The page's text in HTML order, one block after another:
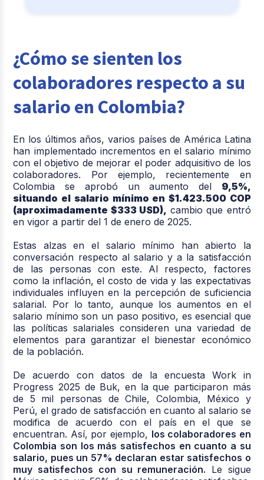
¿Cómo se sienten los
colaboradores respecto a su
salario en Colombia?
En los últimos años, varios países de América Latina
han implementado incrementos en el salario mínimo
con el objetivo de mejorar el poder adquisitivo de los
colaboradores. Por ejemplo, recientemente en
Colombia se aprobó un aumento del 9,5%,
situando el salario mínimo en $1.423.500 COP
(aproximadamente $333 USD), cambio que entró
en vigor a partir del 1 de enero de 2025.
Estas alzas en el salario mínimo han abierto la
conversación respecto al salario y a la satisfacción
de las personas con este. Al respecto, factores
como la inflación, el costo de vida y las expectativas
individuales influyen en la percepción de suficiencia
salarial. Por lo tanto, aunque los aumentos en el
salario mínimo son un paso positivo, es esencial que
las políticas salariales consideren una variedad de
elementos para garantizar el bienestar económico
de la población.
De acuerdo con datos de la encuesta Work in
Progress 2025 de Buk, en la que participaron más
de 5 mil personas de Chile, Colombia, México y
Perú, el grado de satisfacción en cuanto al salario se
modifica de acuerdo con el país en el que se
encuentran. Así, por ejemplo, los colaboradores en
Colombia son los más satisfechos en cuanto a su
salario, pues un 57% declaran estar satisfechos o
muy satisfechos con su remuneración. Le sigue